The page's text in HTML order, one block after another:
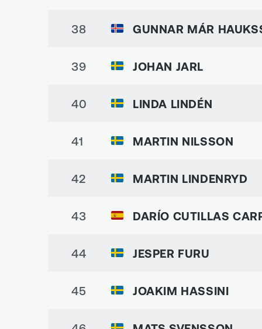
38 GUNNAR MÁR
39 JOHAN JARL
40 LINDA LINDÉN
41 MARTIN NILSSON
42 MARTIN LINDENRYD
43 DARÍO CUTILLAS
44 JESPER FURU
45 JOAKIM HASSINI